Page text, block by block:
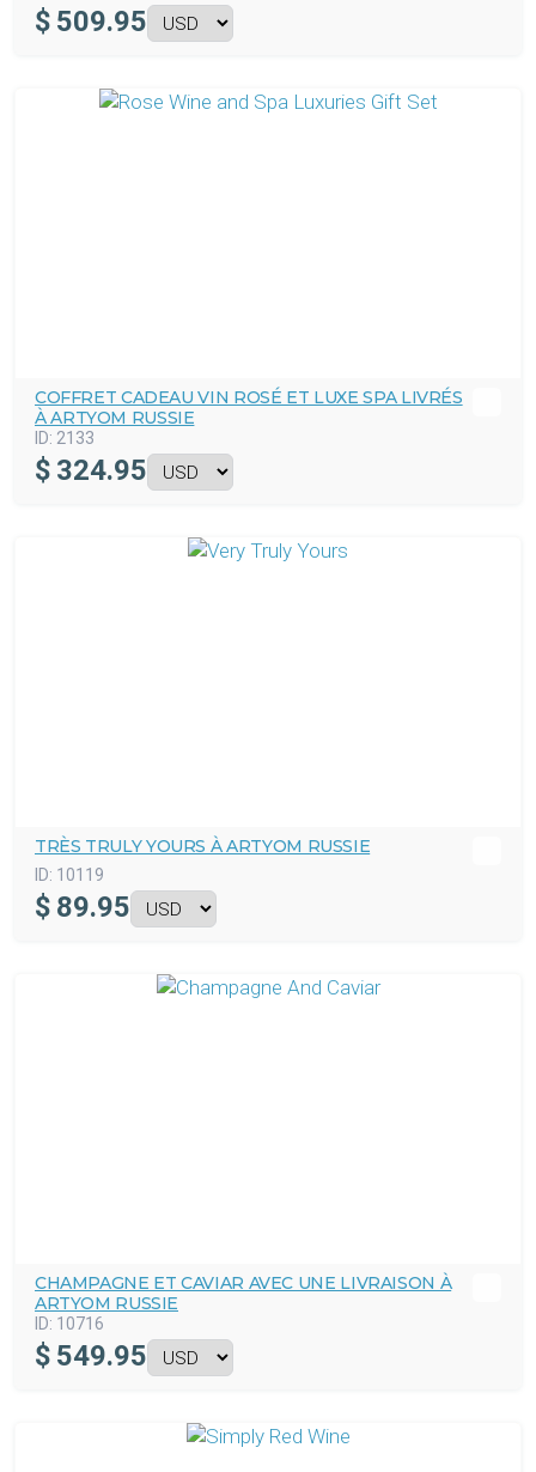
$ 509.95
COFFRET CADEAU VIN ROSÉ ET LUXE SPA LIVRÉS
À ARTYOM RUSSIE
ID: 2133
$ 324.95
TRÈS TRULY YOURS À ARTYOM RUSSIE
ID: 10119
$ 89.95
CHAMPAGNE ET CAVIAR AVEC UNE LIVRAISON À
ARTYOM RUSSIE
ID: 10716
$ 549.95